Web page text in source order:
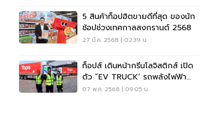
5 สินค้าท็อปฮิตขายดีที่สุด ของนัก
ช้อปช่วงเทศกาลสงกรานต์ 2568
27 มี.ค. 2568 | 02:39 น.
ท็อปส์ เดินหน้ากรีนโลจิสติกส์ เปิด
ตัว “EV TRUCK’ รถพลังไฟฟ้า
ขนส่งของสด
07 พ.ค. 2568 | 09:05 น.